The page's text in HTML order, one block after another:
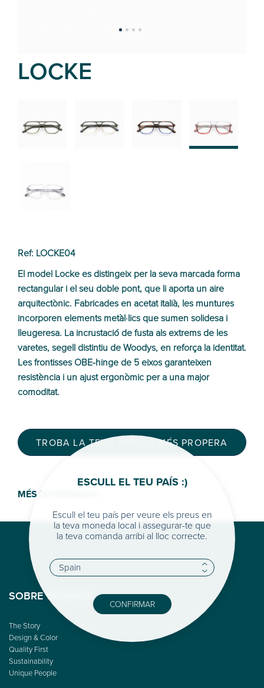
LOCKE
Ref: LOCKE04
El model Locke es distingeix per la seva marcada forma
rectangular i el seu doble pont, que li aporta un aire
arquitectònic. Fabricades en acetat italià, les muntures
incorporen elements metàl·lics que sumen solidesa i
lleugeresa. La incrustació de fusta als extrems de les
varetes, segell distintiu de Woodys, en reforça la identitat.
Les frontisses OBE-hinge de 5 eixos garanteixen
resistència i un ajust ergonòmic per a una major
comoditat.
TROBA LA TEVA ÒPTICA MÉS PROPERA
MÉS INFORMACIÓ >
SOBRE WOODYS
The Story
Design & Color
Quality First
Sustainability
Unique People
ESCULL EL TEU PAÍS :)
Escull el teu país per veure els preus en
la teva moneda local i assegurar-te que
la teva comanda arribi al lloc correcte.
CONFIRMAR